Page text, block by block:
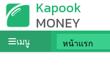
Kapook
MONEY
เมนู